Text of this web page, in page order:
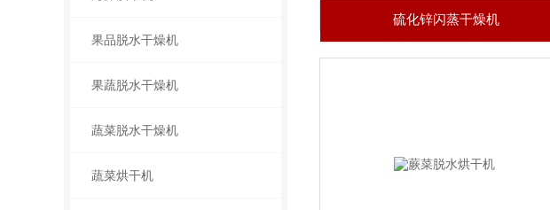
果品脱水干燥机
果蔬脱水干燥机
蔬菜脱水干燥机
蔬菜烘干机
硫化锌闪蒸干燥机